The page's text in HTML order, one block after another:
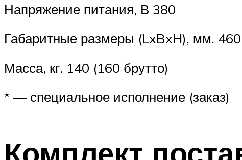
Напряжение питания, В 380
Габаритные размеры (LxBxH), мм.
Масса, кг. 140 (160 брутто)
* — специальное исполнение (заказ)